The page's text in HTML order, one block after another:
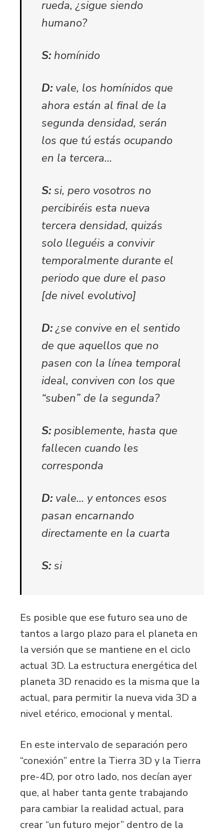
rueda, ¿sigue siendo
humano?
S: homínido
D: vale, los homínidos que
ahora están al final de la
segunda densidad, serán
los que tú estás ocupando
en la tercera…
S: si, pero vosotros no
percibiréis esta nueva
tercera densidad, quizás
solo lleguéis a convivir
temporalmente durante el
periodo que dure el paso
[de nivel evolutivo]
D:¿se convive en el sentido
de que aquellos que no
pasen con la línea temporal
ideal, conviven con los que
“suben” de la segunda?
S: posiblemente, hasta que
fallecen cuando les
corresponda
D: vale… y entonces esos
pasan encarnando
directamente en la cuarta
S: si
Es posible que ese futuro sea uno de
tantos a largo plazo para el planeta en
la versión que se mantiene en el ciclo
actual 3D. La estructura energética del
planeta 3D renacido es la misma que la
actual, para permitir la nueva vida 3D a
nivel etérico, emocional y mental.
En este intervalo de separación pero
“conexión” entre la Tierra 3D y la Tierra
pre-4D, por otro lado, nos decían ayer
que, al haber tanta gente trabajando
para cambiar la realidad actual, para
crear “un futuro mejor” dentro de la